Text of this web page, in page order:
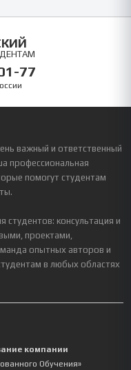
77
важный и ответственный
профессиональная
помогут студентам
студентов: консультация и
проектами,
опытных авторов и
в любых областях
компании
Обучения»